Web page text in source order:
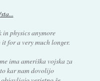
physics anymore
for a very much longer.
ima ameriška vojska za
kar nam dovolijo